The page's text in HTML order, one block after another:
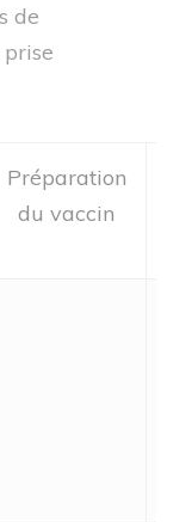
de
Préparation
du vaccin